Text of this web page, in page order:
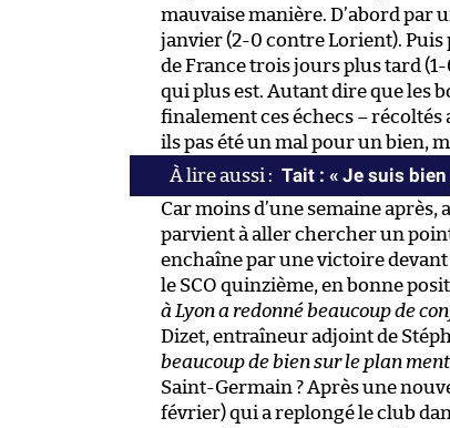
mauvaise manière. D’abord par
janvier (2-0 contre Lorient). Puis
de France trois jours plus tard
qui plus est. Autant dire que les
finalement ces échecs – récoltés
ils pas été un mal pour un bien,
Tait : « Je suis
Car moins d’une semaine
parvient à aller chercher un
enchaîne par une victoire
le SCO quinzième, en bonne
à Lyon a redonné beaucoup de
Dizet, entraîneur adjoint de
beaucoup de bien sur le plan
Saint-Germain ? Après une
février) qui a replongé le club